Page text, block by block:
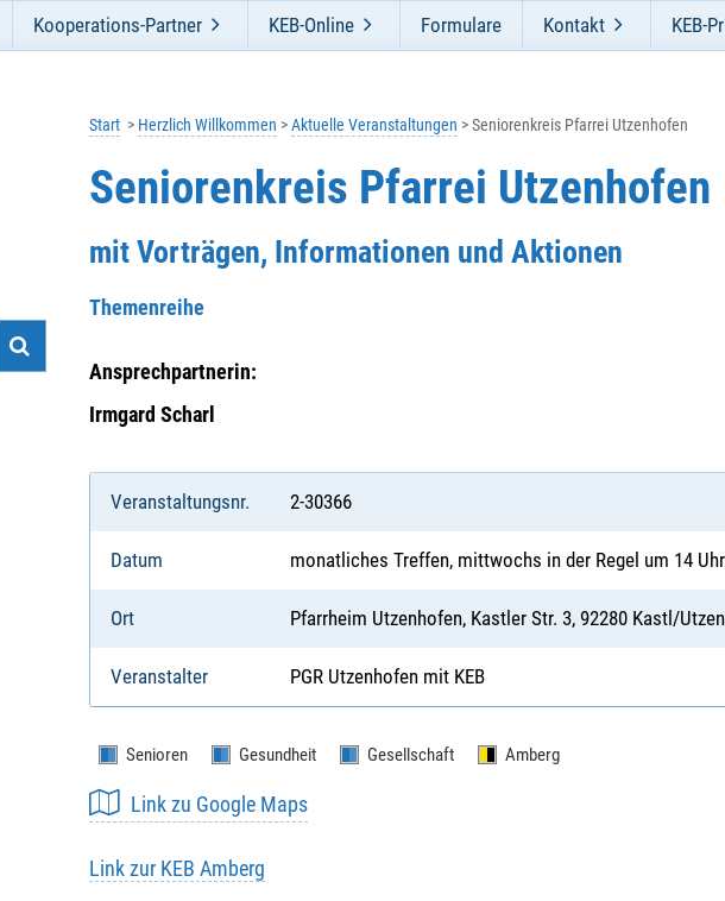
Kooperations-Partner KEB-Online Formulare Kontakt KEB-
Start Herzlich Willkommen Aktuelle Veranstaltungen Seniorenkreis Pfarrei Utzenhofen
Seniorenkreis Pfarrei Utzenhofen
mit Vorträgen, Informationen und Aktionen
Themenreihe
Ansprechpartnerin:
Irmgard Scharl
Veranstaltungsnr. 2-30366
Datum monatliches Treffen, mittwochs in der Regel um 14 Uhr
Ort Pfarrheim Utzenhofen, Kastler Str. 3, 92280 Kastl/
Veranstalter PGR Utzenhofen mit KEB
Senioren Gesundheit Gesellschaft Amberg
Link zu Google Maps
Link zur KEB Amberg